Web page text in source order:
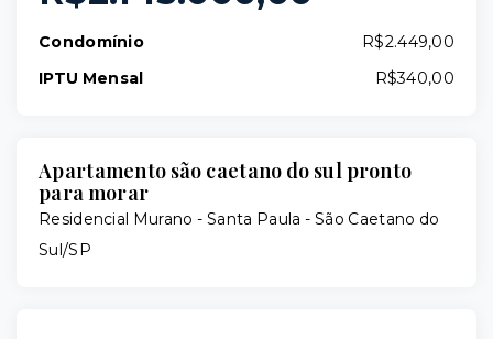
Condomínio
R$2.449,00
IPTU Mensal
R$340,00
Apartamento são caetano do sul pronto
para morar
Residencial Murano -Santa Paula - São Caetano do
Sul/SP